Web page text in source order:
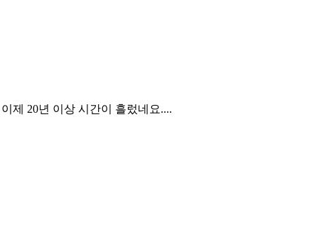
제 20년 이상 시간이 흘렀네요....